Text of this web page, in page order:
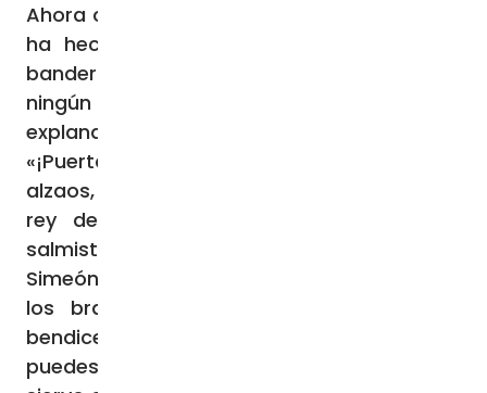
Ahora comprueba con extrañeza que no se
ha hecho ningún preparativo, no se ven
banderas, ni guirnaldas, ni escudos en
ningún sitio. José y María cruzan la
explanada llevando el Niño en brazos.
«¡Puertas, levantad vuestros dinteles,
alzaos, portones antiguos, para que entre el
rey de la gloria!» (Sal 24,7), clama el
salmista.
Simeón se avanza a saludar a la Madre con
los brazos extendidos, recibe al Niño y
bendice a Dios, diciendo: «Ahora, Señor,
puedes, según tu palabra, dejar que tu